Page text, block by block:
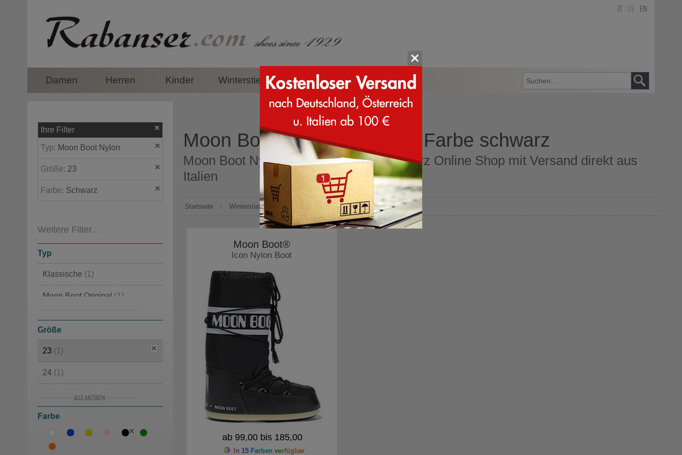
DE EN
Damen Herren Kinder Winterstiefel Zubehör Marken
Ihre Filter
Typ: Moon Boot Nylon
Größe: 23
Farbe: Schwarz
Weitere Filter...
Typ
Klassische (1)
Moon Boot Original (1)
Größe
23 (1)
24 (1)
26(1)
27(3)
Farbe
Moon Boot Nylon Größe 23 Farbe schwarz
Moon Boot Nylon Größe 23 Farbe schwarz Online Shop mit Versand direkt aus
Italien
Startseite > Winterstiefel Moon Boot Nylon
Moon Boot®
Icon Nylon Boot
ab 99,00 bis 185,00
In 15 Farben verfügbar